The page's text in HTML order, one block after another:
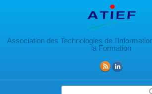
Association des Technologies de
la Formation
Formulaire de recherche